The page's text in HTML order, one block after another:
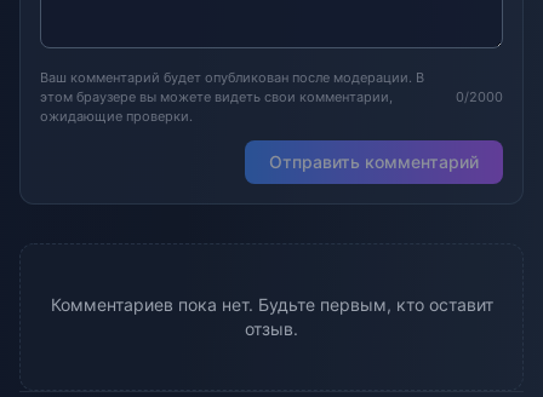
Ваш комментарий будет опубликован после модерации. В
этом браузере вы можете видеть свои комментарии,
ожидающие проверки.
0/2000
Отправить комментарий
Комментариев пока нет. Будьте первым, кто оставит
отзыв.